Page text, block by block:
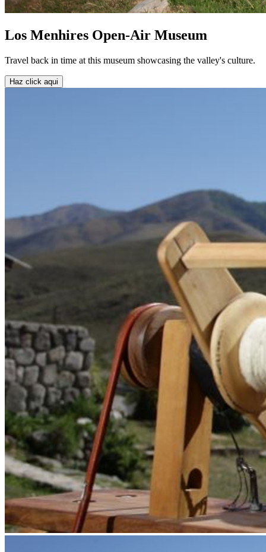
Los Menhires Open-Air Museum
Travel back in time at this museum showcasing the valley's culture.
Haz click aqui